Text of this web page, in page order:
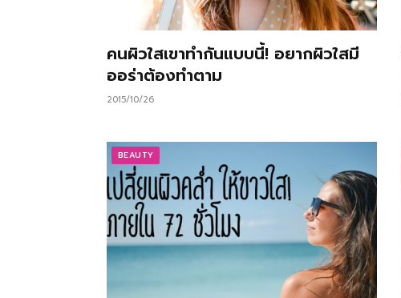
คนผิวใสเขาทำกันแบบนี้! อยากผิวใสมี
ออร่าต้องทำตาม
2015/10/26
BEAUTY